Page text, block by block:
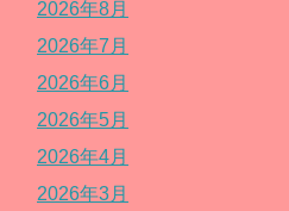
2026年8月
2026年7月
2026年6月
2026年5月
2026年4月
2026年3月